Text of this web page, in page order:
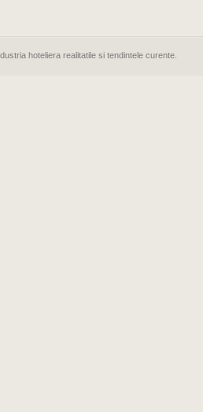
hoteliera realitatile si tendintele curente.